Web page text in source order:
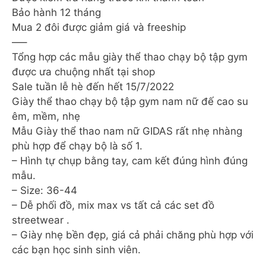
Bảo hành 12 tháng
Mua 2 đôi được giảm giá và freeship
—–
Tổng hợp các mẫu giày thể thao chạy bộ tập gym
được ưa chuộng nhất tại shop
Sale tuần lễ hè đến hết 15/7/2022
Giày thể thao chạy bộ tập gym nam nữ đế cao su
êm, mềm, nhẹ
Mẫu Giày thể thao nam nữ GIDAS rất nhẹ nhàng
phù hợp để chạy bộ là số 1.
– Hình tự chụp bằng tay, cam kết đúng hình đúng
mẫu.
– Size: 36-44
– Dễ phối đồ, mix max vs tất cả các set đồ
streetwear .
– Giày nhẹ bền đẹp, giá cả phải chăng phù hợp với
các bạn học sinh sinh viên.